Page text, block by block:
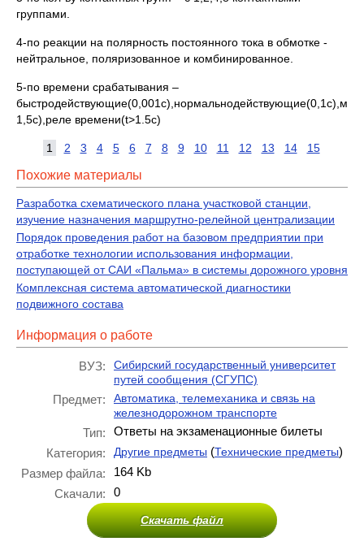
группами.
4-по реакции на полярность постоянного тока в обмотке -
нейтральное, поляризованное и комбинированное.
5-по времени срабатывания –
1,5с),реле времени(t>1.5c)
1 2 3 4 5 6 7 8 9 10 11 12 13 14 15
Похожие материалы
Разработка схематического плана участковой станции,
изучение назначения маршрутно-релейной централизации
Порядок проведения работ на базовом предприятии при
отработке технологии использования информации,
поступающей от САИ «Пальма» в системы дорожного уровня
Комплексная система автоматической диагностики
подвижного состава
Информация о работе
ВУЗ:
Сибирский государственный университет
путей сообщения (СГУПС)
Предмет:
Автоматика, телемеханика и связь на
железнодорожном транспорте
Тип:
Ответы на экзаменационные билеты
Категория:
Другие предметы (Технические предметы)
Размер файла:
164 Kb
Скачали:
0
Скачать файл